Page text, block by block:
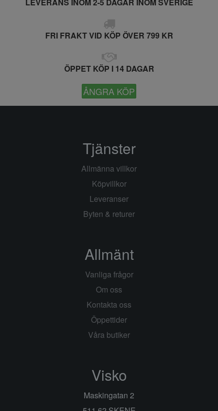
FRI FRAKT VID KÖP ÖVER 799 KR
ÖPPET KÖP I 14 DAGAR
ÅNGRA KÖP
Tjänster
Allmänna villkor
Köpvillkor
Leveranser
Byten & returer
Allmänt
Vanliga frågor
Om oss
Kontakta oss
Öppettider
Våra butiker
Visko
Maskingatan 2